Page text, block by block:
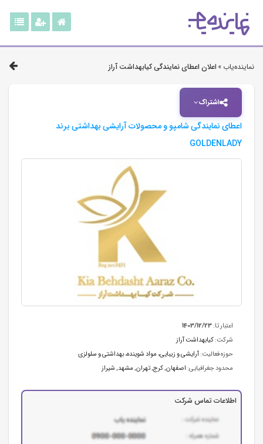
نماینده‌یاب » اعلان اعطای نمایندگی کیابهداشت آراز
اشتراک
اعطای نمایندگی شامپو و محصولات آرایشی بهداشتی برند
GOLDENLADY
اعتبار تا:1403/12/23
شرکت:کیابهداشت آراز
حوزه فعالیت:آرایشی و زیبایی، مواد شوینده، بهداشتی و سلولزی
محدود جغرافیایی: اصفهان, کرج, تهران, مشهد, شيراز
اطلاعات تماس شرکت